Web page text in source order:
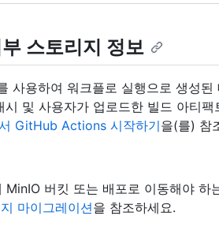
스토리지 정보
용하여 워크플로 실행으로 생성된
및 사용자가 업로드한 빌드 아티팩
GitHub Actions 시작하기을(를) 참
MinIO 버킷 또는 배포로 이동해야 하
마이그레이션을 참조하세요.